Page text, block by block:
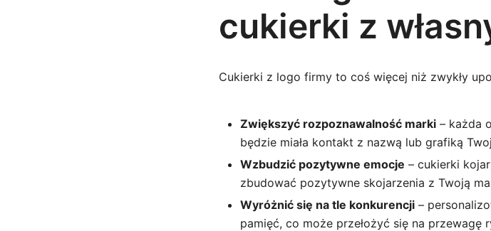
cukierki z
Cukierki z logo firmy to coś więcej niż zwykły
Zwiększyć rozpoznawalność marki – każda
będzie miała kontakt z nazwą lub grafiką
Wzbudzić pozytywne emocje – cukierki
zbudować pozytywne skojarzenia z Twoją
Wyróżnić się na tle konkurencji –
pamięć, co może przełożyć się na przewagę